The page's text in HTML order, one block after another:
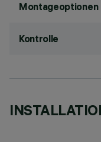
Montageoptionen
Kontrolle